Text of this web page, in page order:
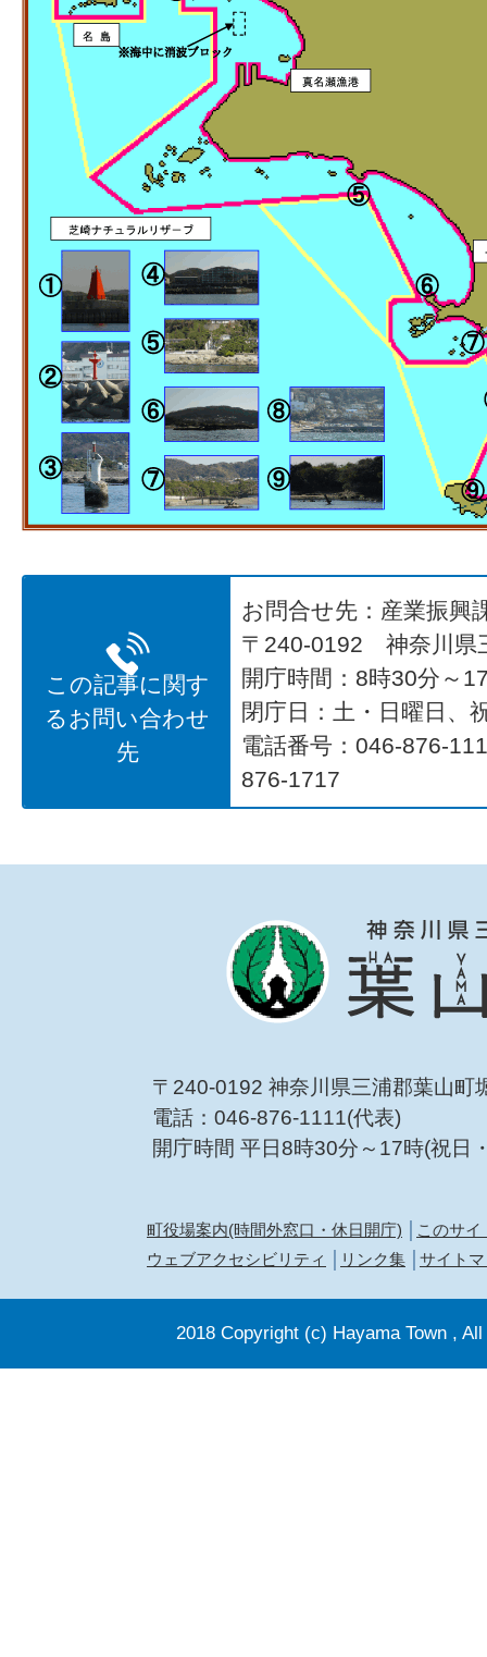
この記事に関す
るお問い合わせ
先
お問合せ先：産業振興
〒240-0192 神奈川県
開庁時間：8時30分～
閉庁日：土・日曜日、
電話番号：046-876-
876-1717
〒240-0192 神奈川県三浦郡葉山町
電話：046-876-1111(代表)
開庁時間 平日8時30分～17時(祝日
町役場案内(時間外窓口・休日開庁)
このサイ
ウェブアクセシビリティ
リンク集 サイト
2018 Copyright (c) Hayama Town ,